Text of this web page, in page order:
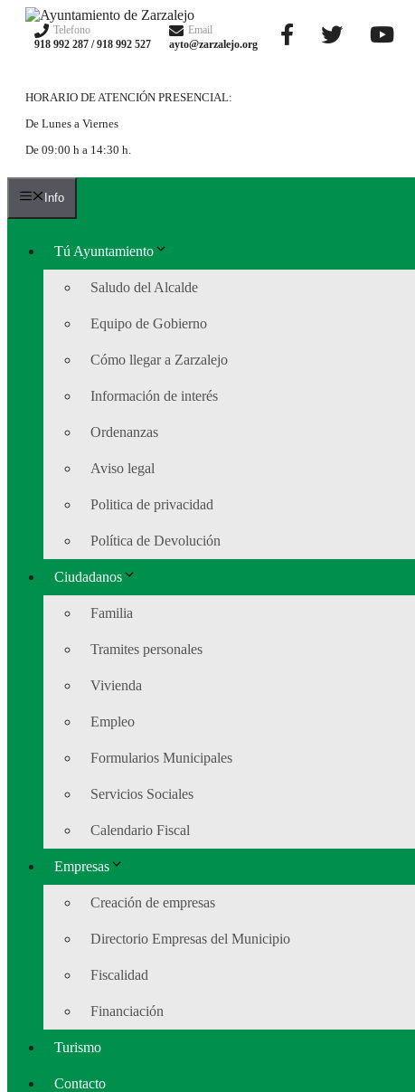
Saltar
contenido
Telefono
918 992 287 / 918 992 527
Email
ayto@zarzalejo.org
HORARIO DE ATENCIÓN PRESENCIAL:
De Lunes a Viernes
De 09:00 h a 14:30 h.
Info
Tú Ayuntamiento
Saludo del Alcalde
Equipo de Gobierno
Cómo llegar a Zarzalejo
Información de interés
Ordenanzas
Aviso legal
Politica de privacidad
Política de Devolución
Ciudadanos
Familia
Tramites personales
Vivienda
Empleo
Formularios Municipales
Servicios Sociales
Calendario Fiscal
Empresas
Creación de empresas
Directorio Empresas del Municipio
Fiscalidad
Financiación
Turismo
Contacto